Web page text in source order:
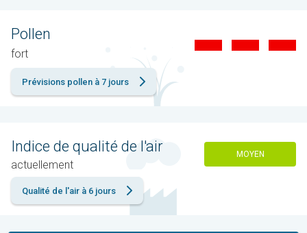
Pollen
fort
Prévisions pollen à 7 jours
Indice de qualité de l'air
actuellement
MOYEN
Qualité de l'air à 6 jours